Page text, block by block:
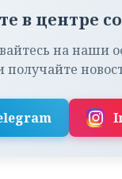
в центре
на наши
получайте